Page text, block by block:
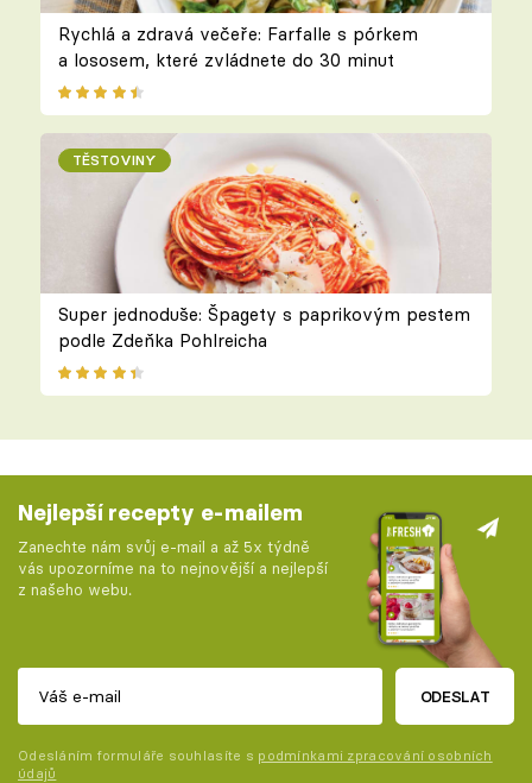
Rychlá a zdravá večeře: Farfalle s pórkem
a lososem, které zvládnete do 30 minut
TĚSTOVINY
Super jednoduše: Špagety s paprikovým pestem
podle Zdeňka Pohlreicha
Nejlepší recepty e-mailem
Zanechte nám svůj e-mail a až 5x týdně
vás upozorníme na to nejnovější a nejlepší
z našeho webu.
ODESLAT
Odesláním formuláře souhlasíte s podmínkami zpracování osobních
údajů